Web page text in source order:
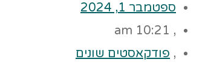
ספטמבר 1, 2024
,
10:21 am
, פודקאסטים שונים